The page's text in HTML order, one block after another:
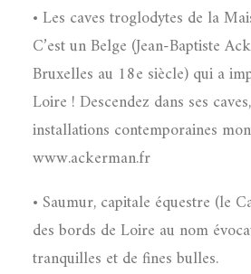
• Les caves troglodytes de la
C’est un Belge (Jean-Baptiste
Bruxelles au 18e siècle) qui a
Loire ! Descendez dans ses
installations contemporaines
www.ackerman.fr
• Saumur, capitale équestre (le
des bords de Loire au nom
tranquilles et de fines bulles.